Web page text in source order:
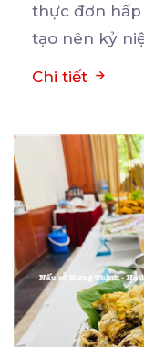
thực đơn hấp
tạo nên kỷ
Chi tiết